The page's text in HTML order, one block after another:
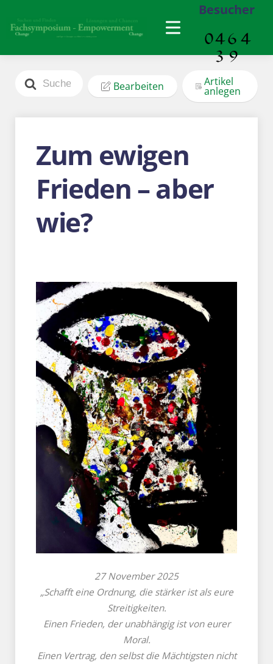
Besucher
Search
For
Bearbeiten Artikel
anlegen
Zum ewigen
Frieden – aber
wie?
27 November 2025
„Schafft eine Ordnung, die stärker ist als eure
Streitigkeiten.
Einen Frieden, der unabhängig ist von eurer
Moral.
Einen Vertrag, den selbst die Mächtigsten nicht